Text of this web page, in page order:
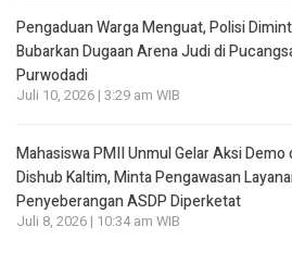
Pengaduan Warga Menguat, Polisi
Bubarkan Dugaan Arena Judi di
Purwodadi
Juli 10, 2026 | 3:29 am WIB
Mahasiswa PMII Unmul Gelar Aksi Demo
Dishub Kaltim, Minta Pengawasan
Penyeberangan ASDP Diperketat
Juli 8, 2026 | 10:34 am WIB